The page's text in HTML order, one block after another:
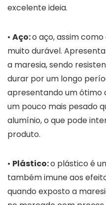
excelente ideia.
• Aço:o aço, assim
muito durável.
a maresia, sendo
durar por um longo
apresentando um ótimo
um pouco mais pesado
alumínio, o que pode
produto.
• Plástico:o plástico é
também imune aos
quando exposto a